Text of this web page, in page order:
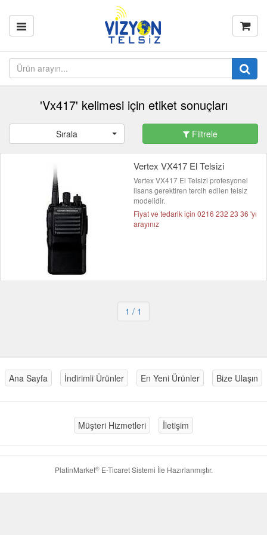
'Vx417' kelimesi için etiket sonuçları
Sırala Filtrele
Vertex VX417 El Telsizi
Vertex VX417 El Telsizi profesyonel
lisans gerektiren tercih edilen telsiz
modelidir.
Fiyat ve tedarik için 0216 232 23 36 'yı
arayınız
1 / 1
Ana Sayfa İndirimli Ürünler En Yeni Ürünler Bize Ulaşın
Müşteri Hizmetleri İletişim
PlatinMarket®E-Ticaret Sistemi İle Hazırlanmıştır.